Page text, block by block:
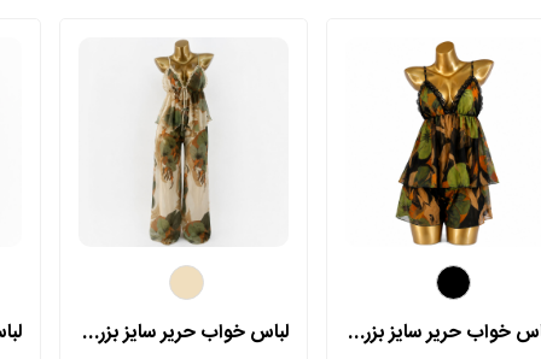
لباس خواب حریر سایز بزرگ لورنزا مدل 27982 لباس خواب حریر سایز بزرگ لورنزا مدل 24531